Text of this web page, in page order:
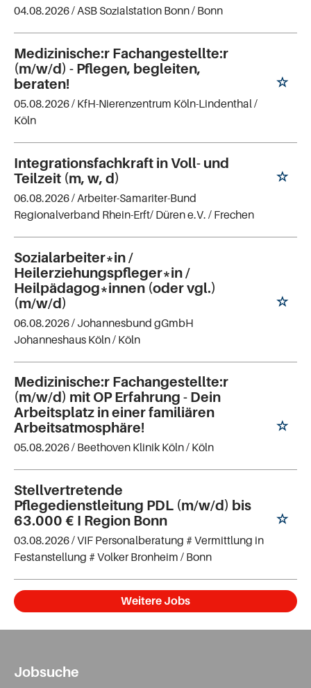
04.08.2026 / ASB Sozialstation Bonn/ Bonn
Medizinische:r Fachangestellte:r
(m/w/d) - Pflegen, begleiten,
beraten!
05.08.2026 / KfH-Nierenzentrum Köln-Lindenthal /
Köln
Integrationsfachkraft in Voll- und
Teilzeit (m, w, d)
06.08.2026 / Arbeiter-Samariter-Bund
Regionalverband Rhein-Erft/ Düren e.V. / Frechen
Sozialarbeiter*in /
Heilerziehungspfleger*in /
Heilpädagog*innen (oder vgl.)
(m/w/d)
06.08.2026 / Johannesbund gGmbH
Johanneshaus Köln/ Köln
Medizinische:r Fachangestellte:r
(m/w/d) mit OP Erfahrung - Dein
Arbeitsplatz in einer familiären
Arbeitsatmosphäre!
05.08.2026 / Beethoven Klinik Köln/ Köln
Stellvertretende
Pflegedienstleitung PDL (m/w/d) bis
63.000 € I Region Bonn
03.08.2026 /VIF Personalberatung # Vermittlung in
Festanstellung # Volker Bronheim / Bonn
Weitere Jobs
Jobsuche